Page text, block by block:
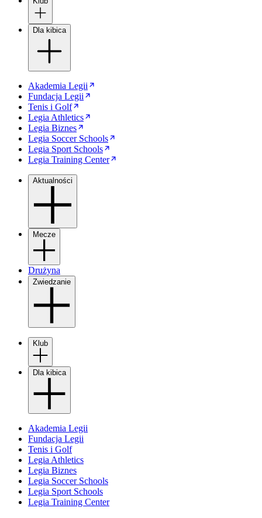
Dla kibica
Akademia Legii
Fundacja Legii
Tenis i Golf
Legia Athletics
Legia Biznes
Legia Soccer Schools
Legia Sport Schools
Legia Training Center
Aktualności
Mecze
Drużyna
Zwiedzanie
Klub
Dla kibica
Akademia Legii
Fundacja Legii
Tenis i Golf
Legia Athletics
Legia Biznes
Legia Soccer Schools
Legia Sport Schools
Legia Training Center